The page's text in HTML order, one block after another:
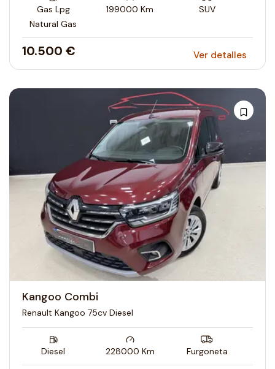
Gas Lpg
Natural Gas
199000 Km SUV
10.500 € Ver detalles
Kangoo Combi
Renault Kangoo 75cv Diesel
Diesel 228000 Km Furgoneta